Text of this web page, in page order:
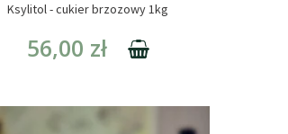
Ksylitol - cukier brzozowy 1kg
56,00 zł